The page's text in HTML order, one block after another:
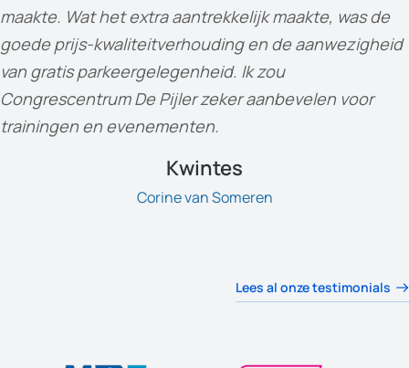
maakte. Wat het extra aantrekkelijk maakte, was de
goede prijs-kwaliteitverhouding en de aanwezigheid
van gratis parkeergelegenheid. Ik zou
Congrescentrum De Pijler zeker aanbevelen voor
trainingen en evenementen.
Kwintes
Corine van Someren
Lees al onze testimonials